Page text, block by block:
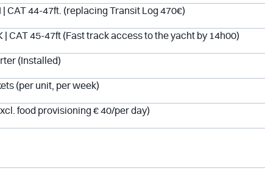
| CAT 44-47ft. (replacing Transit Log 470€)
| CAT 45-47ft (Fast track access to the yacht by 14h00)
(Installed)
(per unit, per week)
food provisioning € 40/per day)